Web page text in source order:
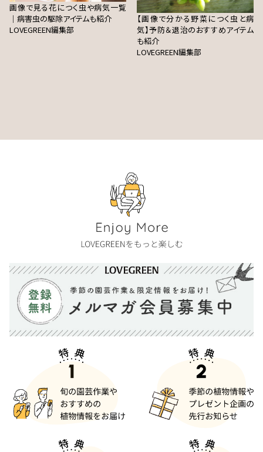
画像で見る花につく虫や病気一覧
｜病害虫の駆除アイテムも紹介
LOVEGREEN編集部
【画像で分かる野菜につく虫と病
気】予防＆退治のおすすめアイテム
も紹介
LOVEGREEN編集部